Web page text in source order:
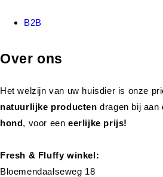
B2B
Over ons
Het welzijn van uw huisdier is onze
natuurlijke productendragen bij aan
hond, voor eeneerlijke prijs!
Fresh & Fluffy winkel:
Bloemendaalseweg 18